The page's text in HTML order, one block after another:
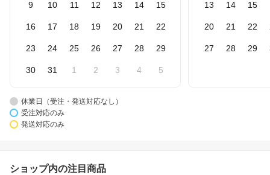
9 10 11 12 13 14 15
16 17 18 19 20 21 22
23 24 25 26 27 28 29
30 31 1 2 3 4 5
13 14 15
20 21 22
27 28 29
休業日（受注・発送対応なし）
受注対応のみ
発送対応のみ
ショップ内の注目商品